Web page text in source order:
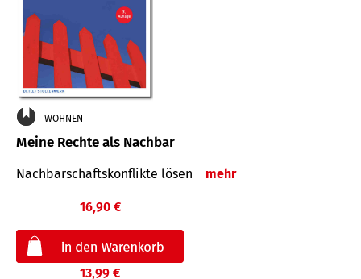
WOHNEN
Meine Rechte als Nachbar
Nach­bar­schafts­konflikte lösen mehr
16,90 €
13,99 €